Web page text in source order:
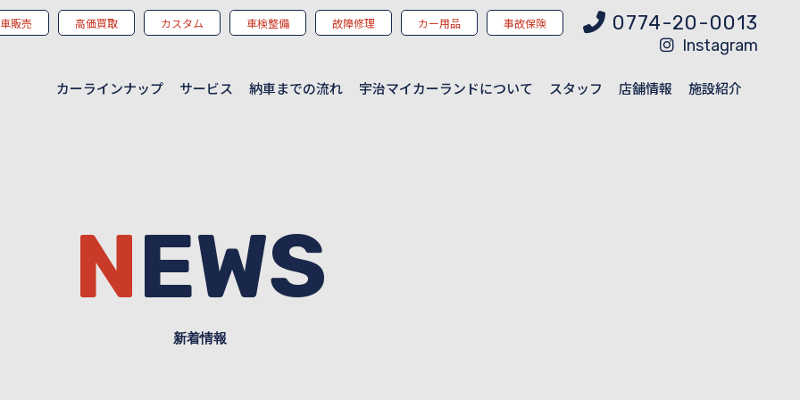
販売 高価買取 カスタム 車検整備 故障修理 カー用品 事故保険 0774-20-0013
Instagram
カーラインナップ サービス 納車までの流れ 宇治マイカーランドについて スタッフ 店舗情報 施設紹介
NEWS
新着情報